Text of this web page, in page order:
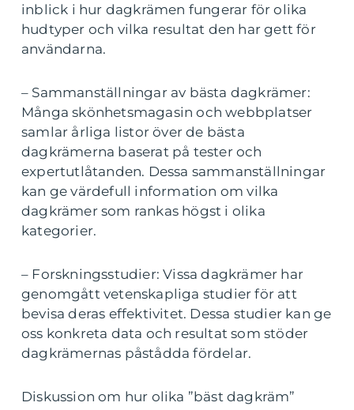
inblick i hur dagkrämen fungerar för olika
hudtyper och vilka resultat den har gett för
användarna.
– Sammanställningar av bästa dagkrämer:
Många skönhetsmagasin och webbplatser
samlar årliga listor över de bästa
dagkrämerna baserat på tester och
expertutlåtanden. Dessa sammanställningar
kan ge värdefull information om vilka
dagkrämer som rankas högst i olika
kategorier.
– Forskningsstudier: Vissa dagkrämer har
genomgått vetenskapliga studier för att
bevisa deras effektivitet. Dessa studier kan ge
oss konkreta data och resultat som stöder
dagkrämernas påstådda fördelar.
Diskussion om hur olika ”bäst dagkräm”